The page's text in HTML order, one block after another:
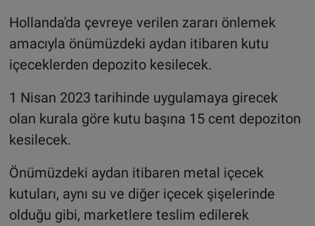
Hollanda'da çevreye verilen zararı önlemek
amacıyla önümüzdeki aydan itibaren kutu
içeceklerden depozito kesilecek.
1 Nisan 2023 tarihinde uygulamaya girecek
olan kurala göre kutu başına 15 cent depoziton
kesilecek.
Önümüzdeki aydan itibaren metal içecek
kutuları, aynı su ve diğer içecek şişelerinde
olduğu gibi, marketlere teslim edilerek